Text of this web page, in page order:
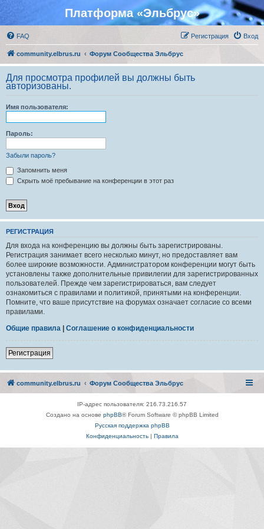
Платформа «Эльбрус»
FAQ Вход
Регистрация
community.elbrus.ru Форум Сообщества Эльбрус
Для просмотра профилей вы должны быть
авторизованы.
Имя пользователя:
Пароль:
Забыли пароль?
Запомнить меня
Скрыть моё пребывание на конференции в этот раз
РЕГИСТРАЦИЯ
Для входа на конференцию вы должны быть зарегистрированы.
Регистрация занимает всего несколько минут, но предоставляет вам
более широкие возможности. Администратором конференции могут быть
установлены также дополнительные привилегии для зарегистрированных
пользователей. Прежде чем зарегистрироваться, вам следует
ознакомиться с правилами и политикой, принятыми на конференции.
Помните, что ваше присутствие на форумах означает согласие со всеми
правилами.
Общие правила | Соглашение о конфиденциальности
Регистрация
community.elbrus.ru Форум Сообщества Эльбрус
IP-адрес пользователя: 216.73.216.57
Создано на основе phpBB® Forum Software © phpBB Limited
Русская поддержка phpBB
Конфиденциальность| Правила